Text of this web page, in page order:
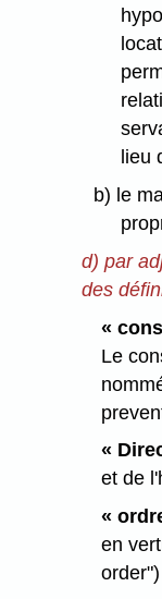
lieu
b) le
d) par
des
«
Le
«
et de
«
en
order")